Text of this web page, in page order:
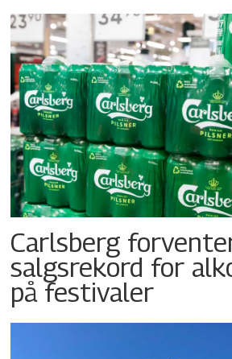
Carlsberg
salgsrekord for
på festivaler